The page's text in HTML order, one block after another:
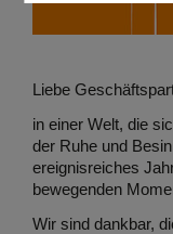
Liebe
in einer Welt, die
der Ruhe und
ereignisreiches
bewegenden
Wir sind dankbar,